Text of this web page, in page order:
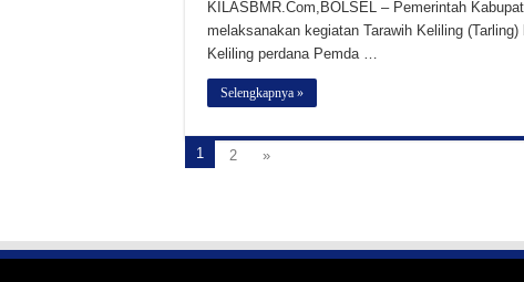
KILASBMR.Com,BOLSEL – Pemerintah
melaksanakan kegiatan Tarawih Keliling
Keliling perdana Pemda …
Selengkapnya »
1 2 »